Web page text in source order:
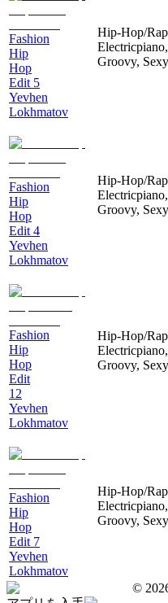
Fashion
Hip
Hop
Edit 5
Yevhen
Lokhmatov
Hip-Hop/
Groovy, Sexy
Fashion
Hip
Hop
Edit 4
Yevhen
Lokhmatov
Hip-Hop/
Groovy, Sexy
Fashion
Hip
Hop
Edit
12
Yevhen
Lokhmatov
Hip-Hop/
Groovy, Sexy
Fashion
Hip
Hop
Edit 7
Yevhen
Lokhmatov
Hip-Hop/
Groovy, Sexy
©